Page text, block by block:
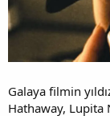
Galaya filmin
Hathaway, Lupita